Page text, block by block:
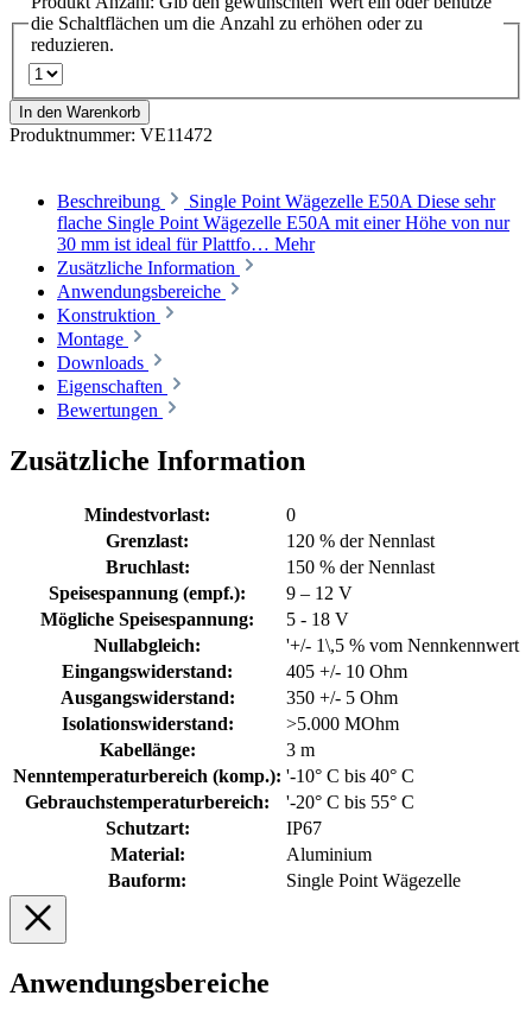
die Schaltflächen um die Anzahl zu erhöhen oder zu
reduzieren.
In den Warenkorb
Produktnummer: VE11472
Beschreibung
Single Point Wägezelle E50A Diese sehr
flache Single Point Wägezelle E50A mit einer Höhe von nur
30 mm ist ideal für Plattfo… Mehr
Zusätzliche Information
Anwendungsbereiche
Konstruktion
Montage
Downloads
Eigenschaften
Bewertungen
Zusätzliche Information
Mindestvorlast:
0
Grenzlast:
120 % der Nennlast
Bruchlast:
150 % der Nennlast
Speisespannung (empf.):
9 – 12 V
Mögliche Speisespannung:
5 - 18 V
Nullabgleich:
'+/- 1\,5 % vom Nennkennwert
Eingangswiderstand:
405 +/- 10 Ohm
Ausgangswiderstand:
350 +/- 5 Ohm
Isolationswiderstand:
>5.000 MOhm
Kabellänge:
3 m
Nenntemperaturbereich (komp.): '-10° C bis 40° C
Gebrauchstemperaturbereich:
'-20° C bis 55° C
Schutzart:
IP67
Material:
Aluminium
Bauform:
Single Point Wägezelle
Anwendungsbereiche